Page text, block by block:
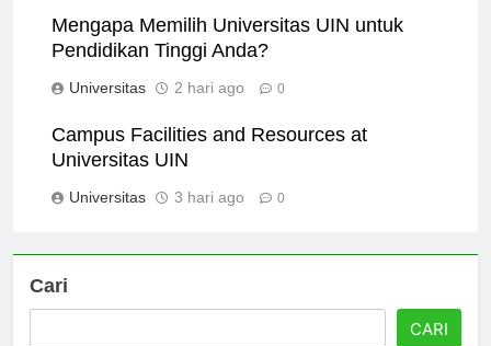
Mengapa Memilih Universitas UIN untuk
Pendidikan Tinggi Anda?
Universitas 2 hari ago 0
Campus Facilities and Resources at
Universitas UIN
Universitas 3 hari ago 0
Cari
CARI